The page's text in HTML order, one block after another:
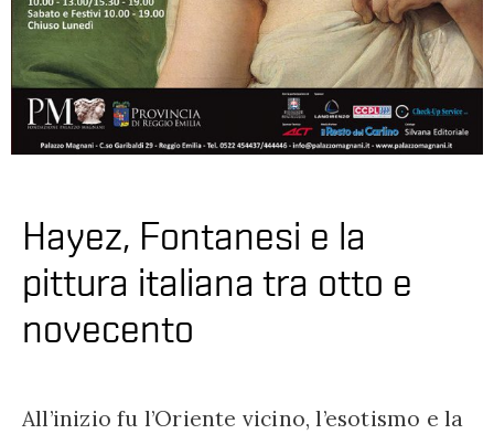
Hayez, Fontanesi e la
pittura italiana tra otto e
novecento
All’inizio fu l’Oriente vicino, l’esotismo e la